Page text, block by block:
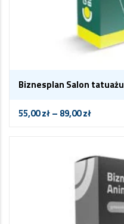
Biznesplan Salon tatuażu
55,00zł– 89,00zł